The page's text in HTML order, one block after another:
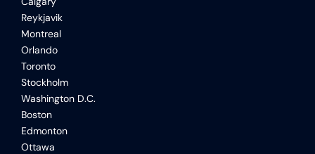
Reykjavik
Montreal
Orlando
Toronto
Stockholm
Washington D.C.
Boston
Edmonton
Ottawa